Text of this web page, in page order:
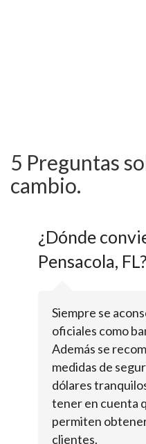
5 Preguntas
cambio.
¿Dónde
Pensacola, FL?
Siempre se
oficiales como
Además se
medidas de
dólares
tener en cuenta
permiten
clientes.